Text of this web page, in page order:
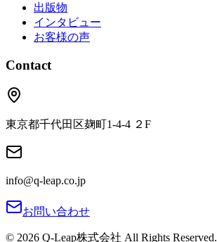
出版物
インタビュー
お客様の声
Contact
東京都千代田区麹町1‐4‐4 ２F
info@q-leap.co.jp
お問い合わせ
© 2026 Q-Leap株式会社 All Rights Reserved.